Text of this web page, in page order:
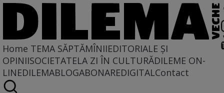
Home TEMA SĂPTĂMÎNIIEDITORIALE ȘI
OPINIISOCIETATELA ZI ÎN CULTURĂDILEME ON-
LINEDILEMABLOGABONAREDIGITALContact